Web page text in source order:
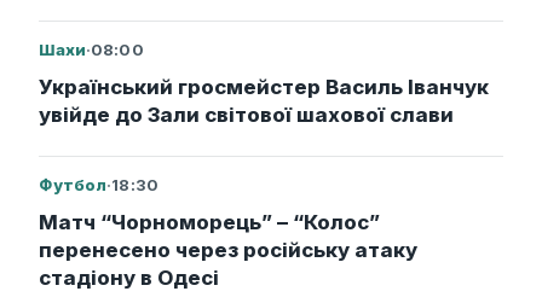
Шахи·08:00
Український гросмейстер Василь Іванчук
увійде до Зали світової шахової слави
Футбол·18:30
Матч “Чорноморець” – “Колос”
перенесено через російську атаку
стадіону в Одесі